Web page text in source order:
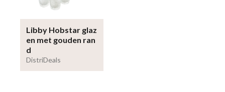
Libby Hobstar glaz
en met gouden ran
d
DistriDeals